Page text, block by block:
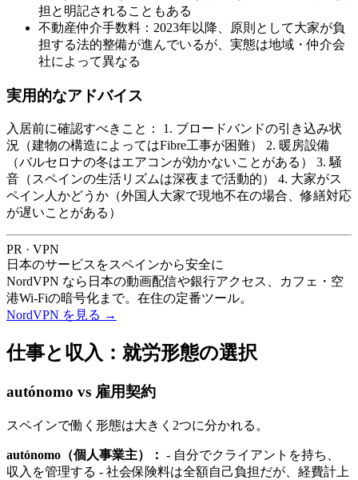
担と明記されることもある
不動産仲介手数料：2023年以降、原則として大家が負
担する法的整備が進んでいるが、実態は地域・仲介会
社によって異なる
実用的なアドバイス
入居前に確認すべきこと： 1. ブロードバンドの引き込み状
況（建物の構造によってはFibre工事が困難） 2. 暖房設備
（バルセロナの冬はエアコンが効かないことがある） 3. 騒
音（スペインの生活リズムは深夜まで活動的） 4. 大家がス
ペイン人かどうか（外国人大家で現地不在の場合、修繕対応
が遅いことがある）
PR · VPN
日本のサービスをスペインから安全に
NordVPN なら日本の動画配信や銀行アクセス、カフェ・空
港Wi-Fiの暗号化まで。在住の定番ツール。
NordVPN を見る →
仕事と収入：就労形態の選択
autónomo vs 雇用契約
スペインで働く形態は大きく2つに分かれる。
autónomo（個人事業主）： - 自分でクライアントを持ち、
収入を管理する - 社会保険料は全額自己負担だが、経費計上